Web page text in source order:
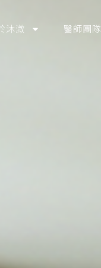
沐溦 醫師團隊